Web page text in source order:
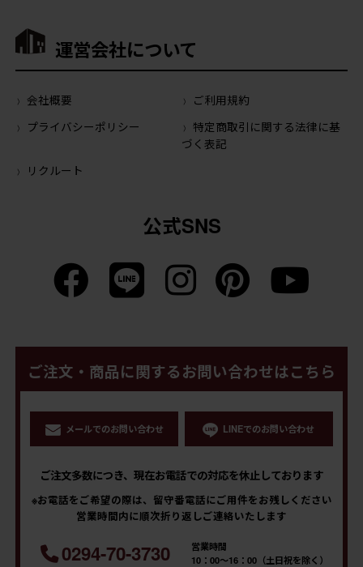
運営会社について
会社概要
ご利用規約
プライバシーポリシー
特定商取引に関する法律に基
づく表記
リクルート
公式SNS
ご注文・商品に関するお問い合わせはこちら
メールでのお問い合わせ LINEでのお問い合わせ
ご注文多数につき、現在お電話での対応を休止しております
※お電話をご希望の際は、留守番電話にご用件をお残しください
営業時間内に順次折り返しご連絡いたします
0294-70-3730
営業時間
10：00～16：00（土日祝を除く）